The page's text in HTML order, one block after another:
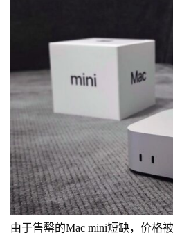
由于售罄的Mac mini短缺，价格